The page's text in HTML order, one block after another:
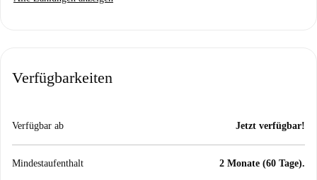
Verfügbarkeiten
Verfügbar ab Jetzt verfügbar!
Mindestaufenthalt 2 Monate (60 Tage).